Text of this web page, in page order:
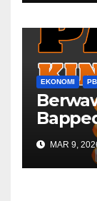
EKONOMI PB
MAR 9,